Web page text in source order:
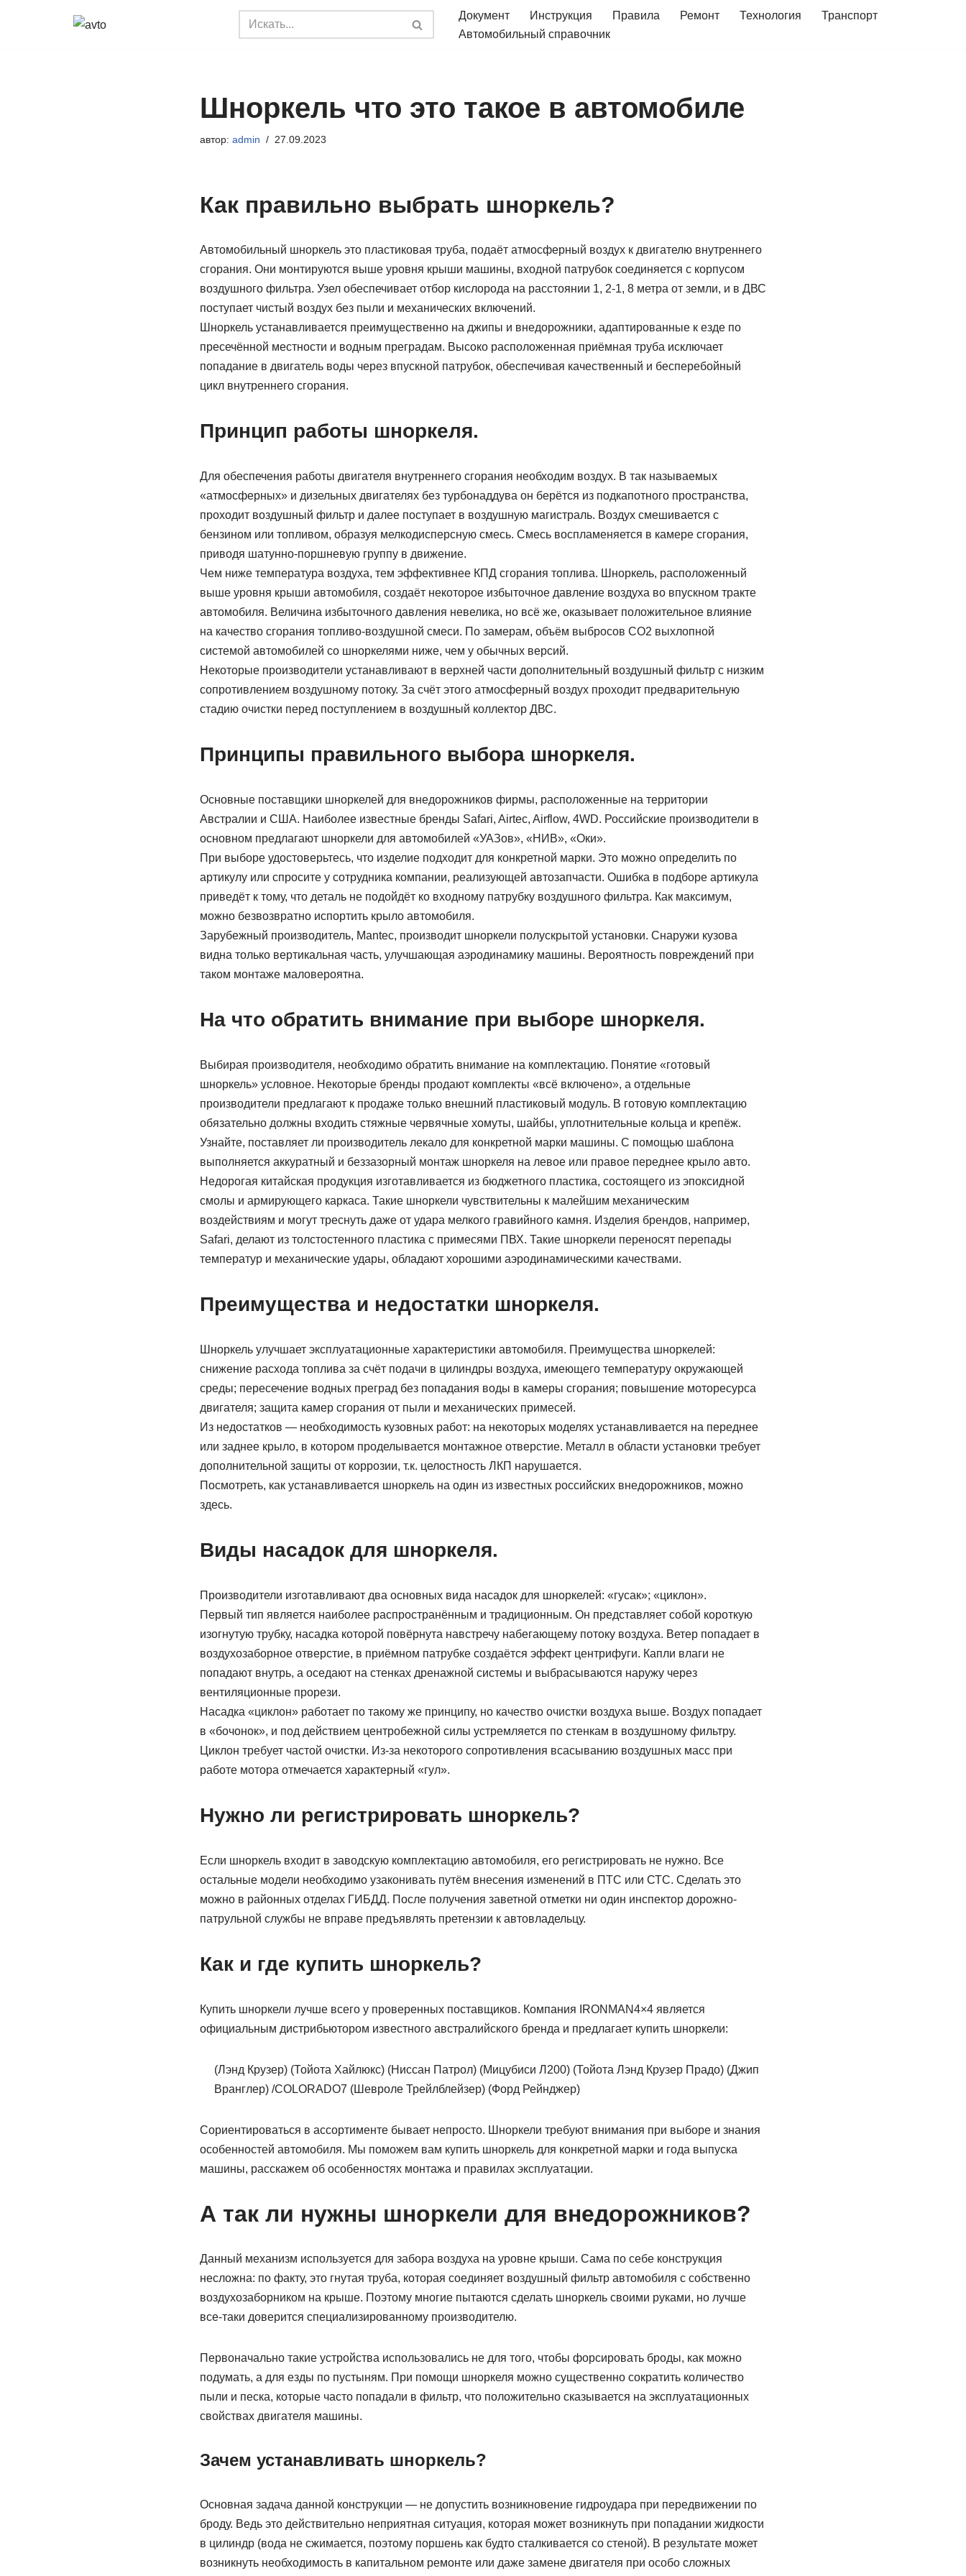
Документ Инструкция Правила Ремонт Технология
Транспорт
Автомобильный справочник
Шноркель что это такое в автомобиле
автор: admin 27.09.2023
Как правильно выбрать шноркель?
Автомобильный шноркель это пластиковая труба, подаёт атмосферный воздух к двигателю внутреннего
сгорания. Они монтируются выше уровня крыши машины, входной патрубок соединяется с корпусом
воздушного фильтра. Узел обеспечивает отбор кислорода на расстоянии 1, 2-1, 8 метра от земли, и в ДВС
поступает чистый воздух без пыли и механических включений.
Шноркель устанавливается преимущественно на джипы и внедорожники, адаптированные к езде по
пресечённой местности и водным преградам. Высоко расположенная приёмная труба исключает
попадание в двигатель воды через впускной патрубок, обеспечивая качественный и бесперебойный
цикл внутреннего сгорания.
Принцип работы шноркеля.
Для обеспечения работы двигателя внутреннего сгорания необходим воздух. В так называемых
«атмосферных» и дизельных двигателях без турбонаддува он берётся из подкапотного пространства,
проходит воздушный фильтр и далее поступает в воздушную магистраль. Воздух смешивается с
бензином или топливом, образуя мелкодисперсную смесь. Смесь воспламеняется в камере сгорания,
приводя шатунно-поршневую группу в движение.
Чем ниже температура воздуха, тем эффективнее КПД сгорания топлива. Шноркель, расположенный
выше уровня крыши автомобиля, создаёт некоторое избыточное давление воздуха во впускном тракте
автомобиля. Величина избыточного давления невелика, но всё же, оказывает положительное влияние
на качество сгорания топливо-воздушной смеси. По замерам, объём выбросов СО2 выхлопной
системой автомобилей со шноркелями ниже, чем у обычных версий.
Некоторые производители устанавливают в верхней части дополнительный воздушный фильтр с низким
сопротивлением воздушному потоку. За счёт этого атмосферный воздух проходит предварительную
стадию очистки перед поступлением в воздушный коллектор ДВС.
Принципы правильного выбора шноркеля.
Основные поставщики шноркелей для внедорожников фирмы, расположенные на территории
Австралии и США. Наиболее известные бренды Safari, Airtec, Airflow, 4WD. Российские производители в
основном предлагают шноркели для автомобилей «УАЗов», «НИВ», «Оки».
При выборе удостоверьтесь, что изделие подходит для конкретной марки. Это можно определить по
артикулу или спросите у сотрудника компании, реализующей автозапчасти. Ошибка в подборе артикула
приведёт к тому, что деталь не подойдёт ко входному патрубку воздушного фильтра. Как максимум,
можно безвозвратно испортить крыло автомобиля.
Зарубежный производитель, Mantec, производит шноркели полускрытой установки. Снаружи кузова
видна только вертикальная часть, улучшающая аэродинамику машины. Вероятность повреждений при
таком монтаже маловероятна.
На что обратить внимание при выборе шноркеля.
Выбирая производителя, необходимо обратить внимание на комплектацию. Понятие «готовый
шноркель» условное. Некоторые бренды продают комплекты «всё включено», а отдельные
производители предлагают к продаже только внешний пластиковый модуль. В готовую комплектацию
обязательно должны входить стяжные червячные хомуты, шайбы, уплотнительные кольца и крепёж.
Узнайте, поставляет ли производитель лекало для конкретной марки машины. С помощью шаблона
выполняется аккуратный и беззазорный монтаж шноркеля на левое или правое переднее крыло авто.
Недорогая китайская продукция изготавливается из бюджетного пластика, состоящего из эпоксидной
смолы и армирующего каркаса. Такие шноркели чувствительны к малейшим механическим
воздействиям и могут треснуть даже от удара мелкого гравийного камня. Изделия брендов, например,
Safari, делают из толстостенного пластика с примесями ПВХ. Такие шноркели переносят перепады
температур и механические удары, обладают хорошими аэродинамическими качествами.
Преимущества и недостатки шноркеля.
Шноркель улучшает эксплуатационные характеристики автомобиля. Преимущества шноркелей:
снижение расхода топлива за счёт подачи в цилиндры воздуха, имеющего температуру окружающей
среды; пересечение водных преград без попадания воды в камеры сгорания; повышение моторесурса
двигателя; защита камер сгорания от пыли и механических примесей.
Из недостатков — необходимость кузовных работ: на некоторых моделях устанавливается на переднее
или заднее крыло, в котором проделывается монтажное отверстие. Металл в области установки требует
дополнительной защиты от коррозии, т.к. целостность ЛКП нарушается.
Посмотреть, как устанавливается шноркель на один из известных российских внедорожников, можно
здесь.
Виды насадок для шноркеля.
Производители изготавливают два основных вида насадок для шноркелей: «гусак»; «циклон».
Первый тип является наиболее распространённым и традиционным. Он представляет собой короткую
изогнутую трубку, насадка которой повёрнута навстречу набегающему потоку воздуха. Ветер попадает в
воздухозаборное отверстие, в приёмном патрубке создаётся эффект центрифуги. Капли влаги не
попадают внутрь, а оседают на стенках дренажной системы и выбрасываются наружу через
вентиляционные прорези.
Насадка «циклон» работает по такому же принципу, но качество очистки воздуха выше. Воздух попадает
в «бочонок», и под действием центробежной силы устремляется по стенкам в воздушному фильтру.
Циклон требует частой очистки. Из-за некоторого сопротивления всасыванию воздушных масс при
работе мотора отмечается характерный «гул».
Нужно ли регистрировать шноркель?
Если шноркель входит в заводскую комплектацию автомобиля, его регистрировать не нужно. Все
остальные модели необходимо узаконивать путём внесения изменений в ПТС или СТС. Сделать это
можно в районных отделах ГИБДД. После получения заветной отметки ни один инспектор дорожно-
патрульной службы не вправе предъявлять претензии к автовладельцу.
Как и где купить шноркель?
Купить шноркели лучше всего у проверенных поставщиков. Компания IRONMAN4×4 является
официальным дистрибьютором известного австралийского бренда и предлагает купить шноркели:
(Лэнд Крузер) (Тойота Хайлюкс) (Ниссан Патрол) (Мицубиси Л200) (Тойота Лэнд Крузер Прадо) (Джип
Вранглер) /COLORADO7 (Шевроле Трейлблейзер) (Форд Рейнджер)
Сориентироваться в ассортименте бывает непросто. Шноркели требуют внимания при выборе и знания
особенностей автомобиля. Мы поможем вам купить шноркель для конкретной марки и года выпуска
машины, расскажем об особенностях монтажа и правилах эксплуатации.
А так ли нужны шноркели для внедорожников?
Данный механизм используется для забора воздуха на уровне крыши. Сама по себе конструкция
несложна: по факту, это гнутая труба, которая соединяет воздушный фильтр автомобиля с собственно
воздухозаборником на крыше. Поэтому многие пытаются сделать шноркель своими руками, но лучше
все-таки доверится специализированному производителю.
Первоначально такие устройства использовались не для того, чтобы форсировать броды, как можно
подумать, а для езды по пустыням. При помощи шноркеля можно существенно сократить количество
пыли и песка, которые часто попадали в фильтр, что положительно сказывается на эксплуатационных
свойствах двигателя машины.
Зачем устанавливать шноркель?
Основная задача данной конструкции — не допустить возникновение гидроудара при передвижении по
броду. Ведь это действительно неприятная ситуация, которая может возникнуть при попадании жидкости
в цилиндр (вода не сжимается, поэтому поршень как будто сталкивается со стеной). В результате может
возникнуть необходимость в капитальном ремонте или даже замене двигателя при особо сложных